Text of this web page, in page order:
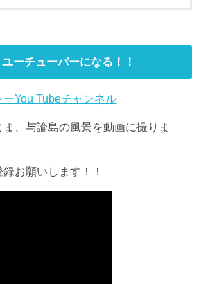
ーチューバーになる！！
You Tubeチャンネル
、与論島の風景を動画に撮りま
お願いします！！